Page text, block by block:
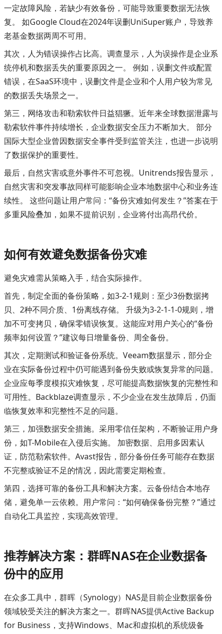
一定故障风险，若缺少有效备份，可能导致重要数据无法恢
复。 如Google Cloud在2024年误删UniSuper账户，导致养
老基金数据两周不可用。
其次，人为错误操作占比高。调查显示，人为误操作是企业系
统停机和数据丢失的重要原因之一。 例如，误删文件或配置
错误，在SaaS环境中，误删文件是企业和个人用户较为常见
的数据丢失场景之一。
第三，网络攻击和勒索软件日益猖獗。近年来全球数据泄露与
勒索软件事件持续增长，企业数据安全压力不断加大。 部分
国际大型企业曾因数据安全事件受到监管关注，也进一步说明
了数据保护的重要性。
最后，自然灾害或意外事件不可忽视。Unitrends报告显示，
自然灾害和突发事故同样可能影响企业本地数据中心和业务连
续性。 这些问题让用户常问：“备份灾难如何发生？”答案在于
多重风险叠加，如果不提前识别，企业将付出高昂代价。
如何有效避免数据备份灾难
避免灾难需从策略入手，结合实际操作。
首先，制定全面的备份策略，如3-2-1规则：至少3份数据拷
贝、2种不同介质、1份离线存储。 升级为3-2-1-1-0规则，增
加不可变拷贝，确保零错误恢复。这能应对用户关心的“备份
频率如何设置？”建议每日增量备份、周全备份。
其次，定期测试和验证备份系统。Veeam数据显示，部分企
业在实际备份过程中仍可能遇到备份失败或恢复异常的问题。
企业应每季度模拟灾难恢复，尽可能提高数据恢复的完整性和
可用性。Backblaze调查显示，不少企业在发生故障后，仍面
临恢复效率和完整性不足的问题。
第三，加强数据安全措施。采用零信任架构，不断验证用户身
份，如T-Mobile在入侵后实施。 加密数据、启用多因素认
证，防范勒索软件。Avast报告，部分备份任务可能存在数据
不完整或验证不足的情况，因此需要定期检查。
第四，选择可靠的备份工具和解决方案。云备份结合本地存
储，避免单一云依赖。用户常问：“如何确保备份完整？”通过
自动化工具监控，实现高效管理。
推荐解决方案：群晖NAS在企业数据备
份中的应用
在众多工具中，群晖（Synology）NAS是目前企业数据备份
领域较受关注的解决方案之一。群晖NAS提供Active Backup
for Business，支持Windows、Mac和虚拟机的系统级备